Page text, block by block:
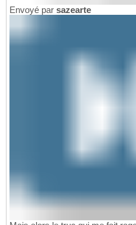
Envoyé par sazearte